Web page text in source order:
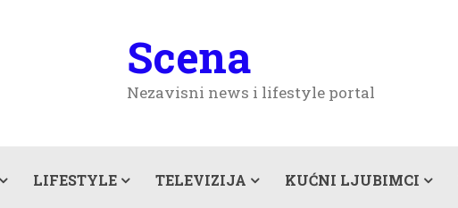
Scena
Nezavisni news i lifestyle portal
LIFESTYLE TELEVIZIJA KUĆNI LJUBIMCI